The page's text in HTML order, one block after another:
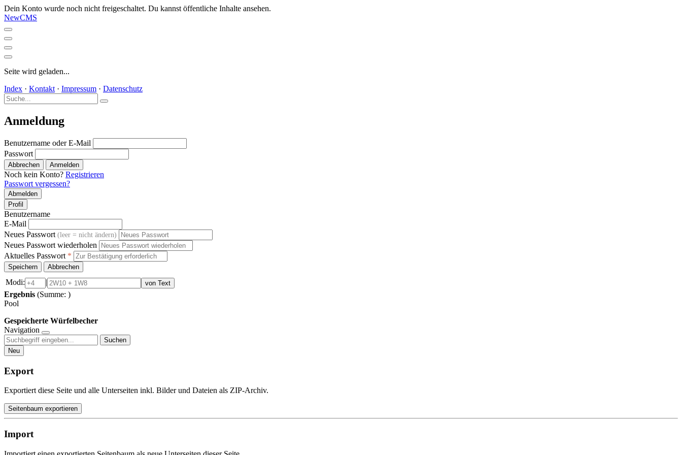
Dein Konto wurde noch nicht freigeschaltet. Du kannst öffentliche Inhalte ansehen.
NewCMS
Seite wird geladen...
Index · Kontakt · Impressum · Datenschutz
Anmeldung
Benutzername oder E-Mail
Passwort
Abbrechen Anmelden
Noch kein Konto? Registrieren
Passwort vergessen?
Abmelden
Profil
Benutzername
E-Mail
Neues Passwort (leer = nicht ändern)
Neues Passwort wiederholen
Aktuelles Passwort *
Speichern Abbrechen
Modi: | von Text
Ergebnis (Summe: )
Pool
Gespeicherte Würfelbecher
Navigation
Suchen
Neu
Export
Exportiert diese Seite und alle Unterseiten inkl. Bilder und Dateien als ZIP-Archiv.
Seitenbaum exportieren
Import